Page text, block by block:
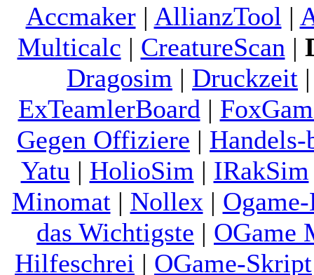
Accmaker| AllianzTool |
Multicalc | CreatureScan |
Dragosim | Druckzeit
ExTeamlerBoard |
Gegen Offiziere | Handels-
Yatu | HolioSim | IRakSim
Minomat| Nollex |
das Wichtigste | OGame
Hilfeschrei | OGame-Skript